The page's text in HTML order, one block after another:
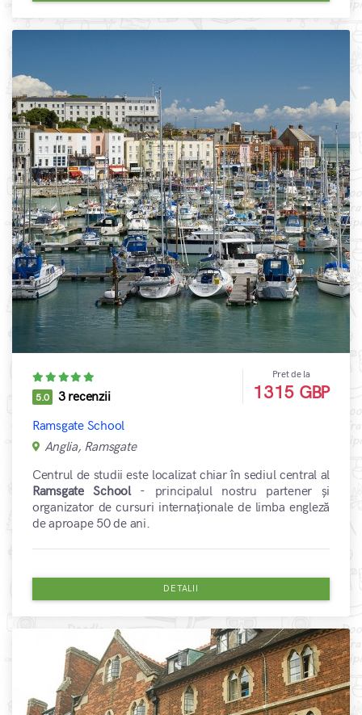
5.0
3 recenzii
Ramsgate School
Anglia, Ramsgate
Pret de la
1315 GBP
Centrul de studii este localizat chiar în sediul central al
Ramsgate School- principalul nostru partener și
organizator de cursuri internaționale de limba engleză
de aproape 50 de ani.
DETALII